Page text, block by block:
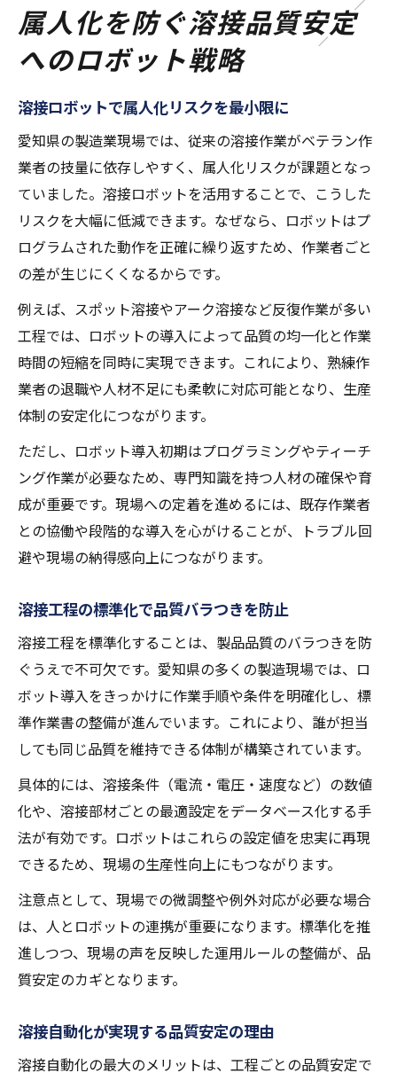
属人化を防ぐ溶接品質安定
へのロボット戦略
溶接ロボットで属人化リスクを最小限に
愛知県の製造業現場では、従来の溶接作業がベテラン作
業者の技量に依存しやすく、属人化リスクが課題となっ
ていました。溶接ロボットを活用することで、こうした
リスクを大幅に低減できます。なぜなら、ロボットはプ
ログラムされた動作を正確に繰り返すため、作業者ごと
の差が生じにくくなるからです。
例えば、スポット溶接やアーク溶接など反復作業が多い
工程では、ロボットの導入によって品質の均一化と作業
時間の短縮を同時に実現できます。これにより、熟練作
業者の退職や人材不足にも柔軟に対応可能となり、生産
体制の安定化につながります。
ただし、ロボット導入初期はプログラミングやティーチ
ング作業が必要なため、専門知識を持つ人材の確保や育
成が重要です。現場への定着を進めるには、既存作業者
との協働や段階的な導入を心がけることが、トラブル回
避や現場の納得感向上につながります。
溶接工程の標準化で品質バラつきを防止
溶接工程を標準化することは、製品品質のバラつきを防
ぐうえで不可欠です。愛知県の多くの製造現場では、ロ
ボット導入をきっかけに作業手順や条件を明確化し、標
準作業書の整備が進んでいます。これにより、誰が担当
しても同じ品質を維持できる体制が構築されています。
具体的には、溶接条件（電流・電圧・速度など）の数値
化や、溶接部材ごとの最適設定をデータベース化する手
法が有効です。ロボットはこれらの設定値を忠実に再現
できるため、現場の生産性向上にもつながります。
注意点として、現場での微調整や例外対応が必要な場合
は、人とロボットの連携が重要になります。標準化を推
進しつつ、現場の声を反映した運用ルールの整備が、品
質安定のカギとなります。
溶接自動化が実現する品質安定の理由
溶接自動化の最大のメリットは、工程ごとの品質安定で